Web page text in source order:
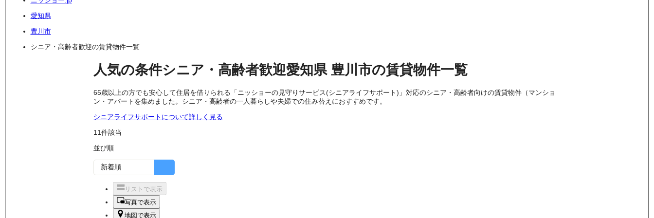
愛知県
豊川市
シニア・高齢者歓迎の賃貸物件一覧
人気の条件シニア・高齢者歓迎愛知県 豊川市の賃貸物件一覧
65歳以上の方でも安心して住居を借りられる「ニッショーの見守りサービス(シニアライフサポート)」対応のシニア・高齢者向けの賃貸物件（マンショ
ン・アパートを集めました。シニア・高齢者の一人暮らしや夫婦での住み替えにおすすめです。
シニアライフサポートについて詳しく見る
11件該当
並び順
リストで表示
写真で表示
地図で表示